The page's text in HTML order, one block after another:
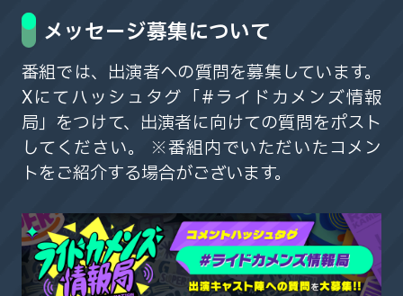
メッセージ募集について
番組では、出演者への質問を募集しています。
Xにてハッシュタグ「#ライドカメンズ情報
局」をつけて、出演者に向けての質問をポスト
してください。 ※番組内でいただいたコメン
トをご紹介する場合がございます。